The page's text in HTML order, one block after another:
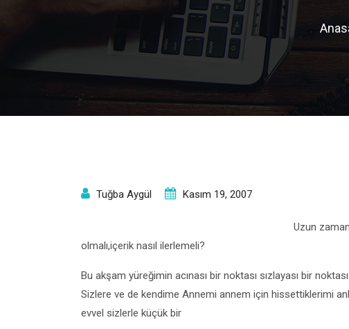
Tuğba Aygül Kasım 19, 2007
Uzun
olmalı,içerik nasıl ilerlemeli?
Bu akşam yüreğimin acınası bir noktası sızlayası bir
Sizlere ve de kendime Annemi annem için hissettiklerimi
evvel sizlerle küçük bir